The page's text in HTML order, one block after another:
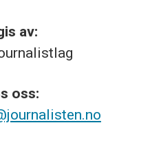
av:
oss: